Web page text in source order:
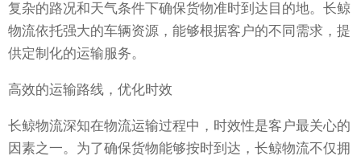
复杂的路况和天气条件下确保货物准时到达目的地。长鲸
物流依托强大的车辆资源，能够根据客户的不同需求，提
供定制化的运输服务。
高效的运输路线，优化时效
长鲸物流深知在物流运输过程中，时效性是客户最关心的
因素之一。为了确保货物能够按时到达，长鲸物流不仅拥